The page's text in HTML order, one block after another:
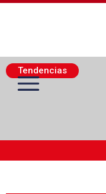
Tendencias
Actualidad Minera